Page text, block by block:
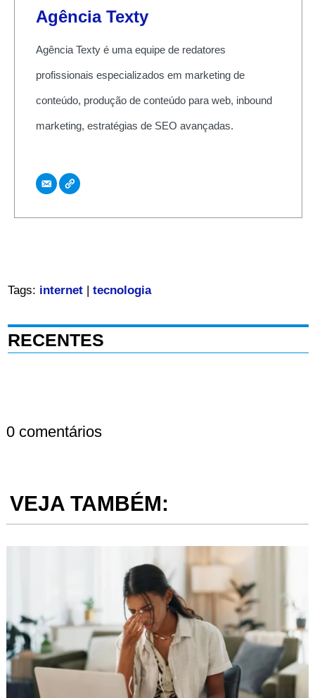
Agência Texty
Agência Texty é uma equipe de redatores
profissionais especializados em marketing de
conteúdo, produção de conteúdo para web, inbound
marketing, estratégias de SEO avançadas.
Tags: internet| tecnologia
RECENTES
0 comentários
VEJA TAMBÉM: